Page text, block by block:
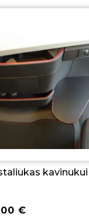
kavinukui
€